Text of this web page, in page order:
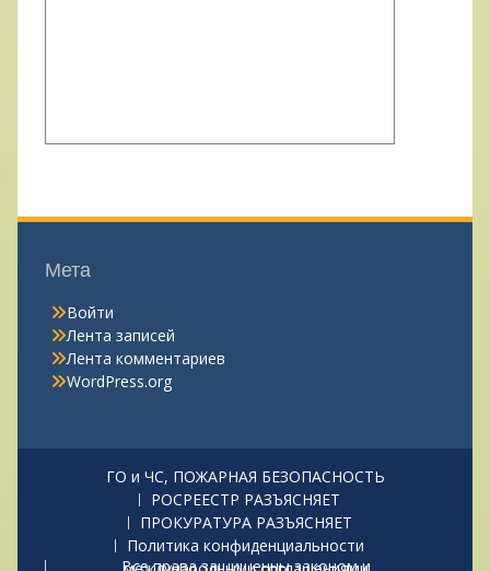
Мета
Войти
Лента записей
Лента комментариев
WordPress.org
ГО и ЧС, ПОЖАРНАЯ БЕЗОПАСНОСТЬ
РОСРЕЕСТР РАЗЪЯСНЯЕТ
ПРОКУРАТУРА РАЗЪЯСНЯЕТ
Политика конфиденциальности